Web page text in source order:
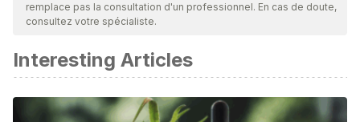
actualité et leur validité. La bibliographie de cet article a été
ou scientifique
Segers, A. M., de Forteza, I. E., Conforti, F. Y., & Abulafia, J.
(1985). Celulitis. Medicina Cutanea Ibero-Latino-Americana.
remplace pas la consultation d'un professionnel. En cas de doute,
consultez votre spécialiste.
Interesting Articles